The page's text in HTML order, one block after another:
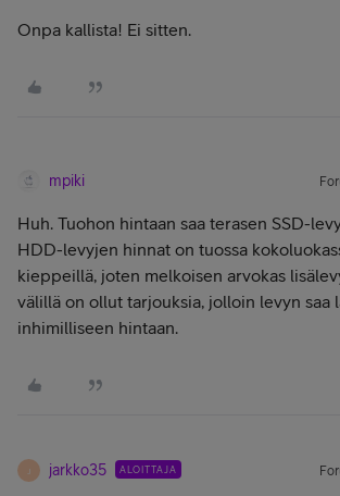
Onpa kallista! Ei sitten.
mpiki
Huh. Tuohon hintaan saa terasen SSD-
HDD-levyjen hinnat on tuossa
kieppeillä, joten melkoisen arvokas
välillä on ollut tarjouksia, jolloin levyn saa
inhimilliseen hintaan.
J jarkko35 ALOITTAJA